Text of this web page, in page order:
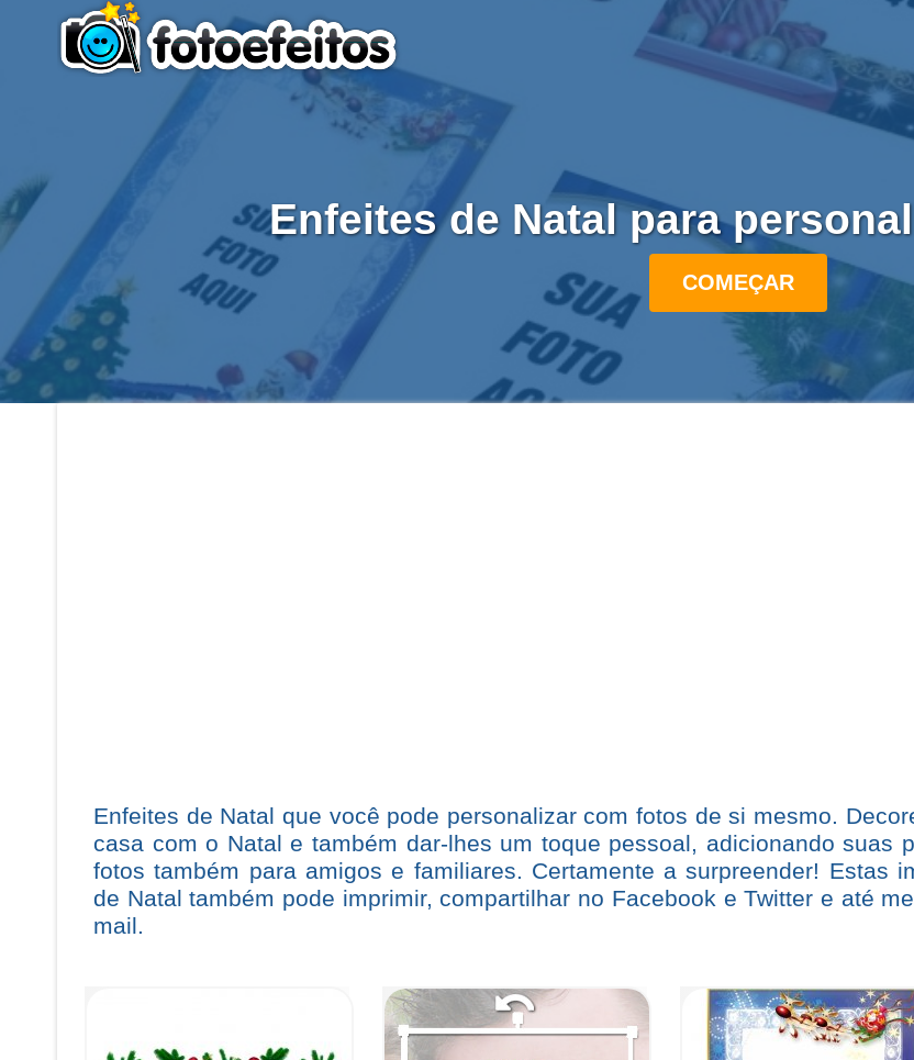
Enfeites de Natal para
COMEÇAR
Enfeites de Natal que você pode personalizar com fotos de si mesmo.
casa com o Natal e também dar-lhes um toque pessoal, adicionando suas
fotos também para amigos e familiares. Certamente a surpreender! Estas
de Natal também pode imprimir, compartilhar no Facebook e Twitter e até
mail.